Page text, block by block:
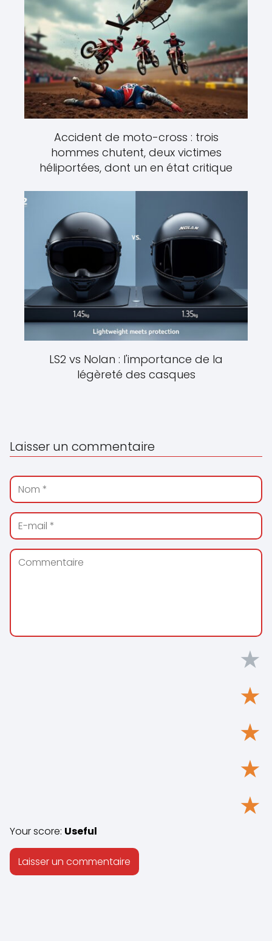
Accident de moto-cross : trois
hommes chutent, deux victimes
héliportées, dont un en état critique
LS2 vs Nolan : l'importance de la
légèreté des casques
Laisser un commentaire
★
★
★
★
★
Your score: Useful